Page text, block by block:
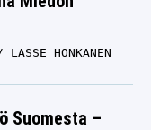
Messi
– laittoi
LASSE HONKANEN
Suomesta –